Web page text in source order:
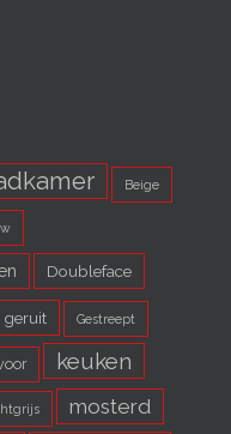
Beige
Doubleface
geruit Gestreept
keuken
mosterd